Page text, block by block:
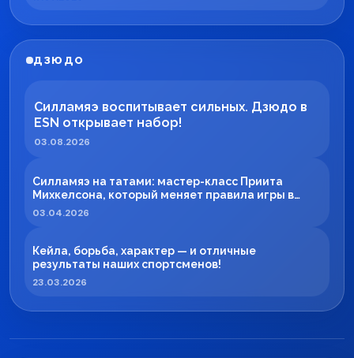
ДЗЮДО
Силламяэ воспитывает сильных. Дзюдо в
ESN открывает набор!
03.08.2026
Силламяэ на татами: мастер-класс Приита
Михкелсона, который меняет правила игры в
регионе
03.04.2026
Кейла, борьба, характер — и отличные
результаты наших спортсменов!
23.03.2026